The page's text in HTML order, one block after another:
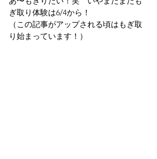
ぎ取り体験は6/4から！
（この記事がアップされる頃はもぎ取
り始まっています！）